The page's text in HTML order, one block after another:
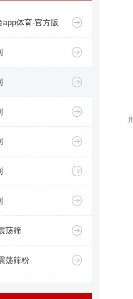
app体育-官方版
荡筛
荡筛粉